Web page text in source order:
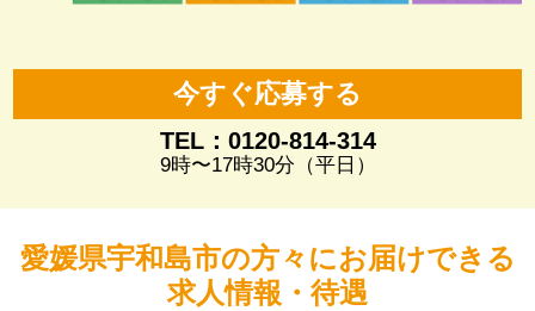
今すぐ応募する
TEL：0120-814-314
9時〜17時30分（平日）
愛媛県宇和島市の方々にお届けできる
求人情報・待遇